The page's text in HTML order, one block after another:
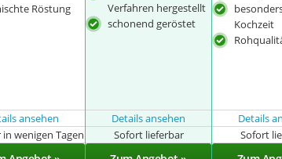
Röstung
Verfahren hergestellt
schonend geröstet
Kochzeit
ansehen Details ansehen Details
wenigen Tagen Sofort lieferbar Sofort